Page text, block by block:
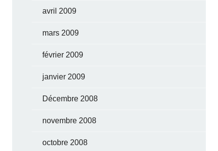
avril 2009
mars 2009
février 2009
janvier 2009
Décembre 2008
novembre 2008
octobre 2008